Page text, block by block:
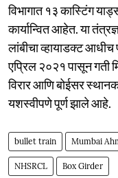
विभागात १३ कास्टिंग
कार्यान्वित आहेत. या
लांबीचा व्हायाडक्ट आधीच
एप्रिल २०२१ पासून गती
विरार आणि बोईसर
यशस्वीपणे पूर्ण झाले आहे.
bullet train Mumbai
NHSRCL Box Girder